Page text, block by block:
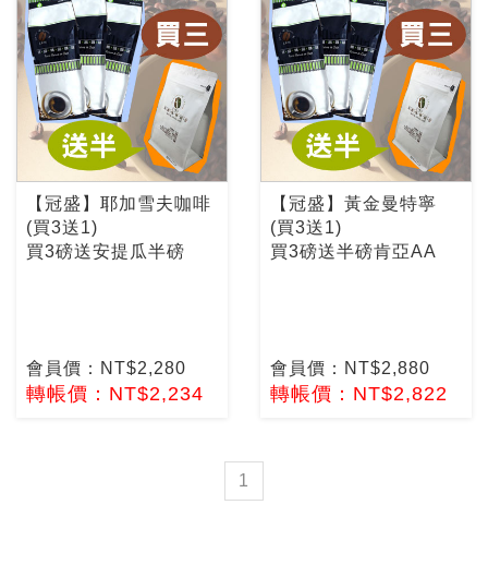
【冠盛】耶加雪夫咖啡
(買3送1)
買3磅送安提瓜半磅
會員價：NT$2,280
轉帳價：NT$2,234
【冠盛】黃金曼特寧
(買3送1)
買3磅送半磅肯亞AA
會員價：NT$2,880
轉帳價：NT$2,822
1